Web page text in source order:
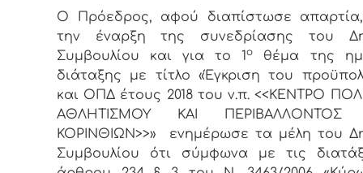
Ο Πρόεδρος, αφού διαπίστωσε
την έναρξη της συνεδρίασης του
Συμβουλίου και για το 1ο
θέμα της
διάταξης με τίτλο «Έγκριση του
και ΟΠΔ έτους 2018 του ν.π. <<ΚΕΝΤΡΟ
ΑΘΛΗΤΙΣΜΟΥ ΚΑΙ ΠΕΡΙΒΑΛΛΟΝΤΟΣ
ΚΟΡΙΝΘΙΩΝ>>»
ενημέρωσε τα μέλη του
Συμβουλίου ότι σύμφωνα με τις